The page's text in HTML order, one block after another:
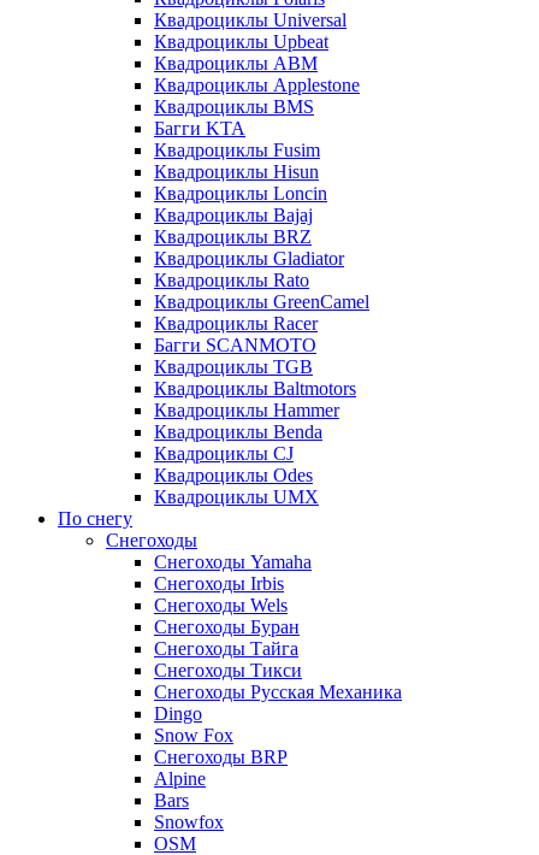
Квадроциклы Universal
Квадроциклы Upbeat
Квадроциклы ABM
Квадроциклы Applestone
Квадроциклы BMS
Багги KTA
Квадроциклы Fusim
Квадроциклы Hisun
Квадроциклы Loncin
Квадроциклы Bajaj
Квадроциклы BRZ
Квадроциклы Gladiator
Квадроциклы Rato
Квадроциклы GreenCamel
Квадроциклы Racer
Багги SCANMOTO
Квадроциклы TGB
Квадроциклы Baltmotors
Квадроциклы Hammer
Квадроциклы Benda
Квадроциклы CJ
Квадроциклы Odes
Квадроциклы UMX
По снегу
Снегоходы
Снегоходы Yamaha
Снегоходы Irbis
Снегоходы Wels
Снегоходы Буран
Снегоходы Тайга
Снегоходы Тикси
Снегоходы Русская Механика
Dingo
Snow Fox
Снегоходы BRP
Alpine
Bars
Snowfox
OSM